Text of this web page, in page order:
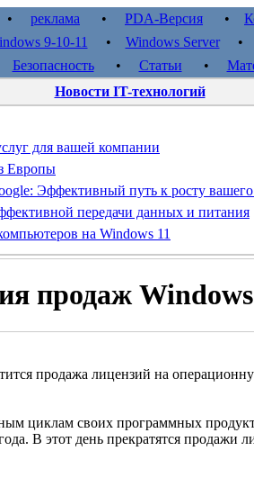
реклама • PDA-Версия •
9-10-11 • Windows Server•
Безопасность• Статьи •
Новости IT-технологий
для вашей компании
Европы
Эффективный путь к росту вашего
передачи данных и питания
на Windows 11
продаж
продажа лицензий на
циклам своих программных
В этот день прекратятся